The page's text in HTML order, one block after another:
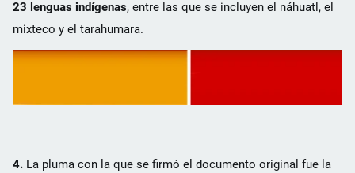
23 lenguas indígenas, entre las que se incluyen el náhuatl, el
mixteco y el tarahumara.
4. La pluma con la que se firmó el documento original fue la